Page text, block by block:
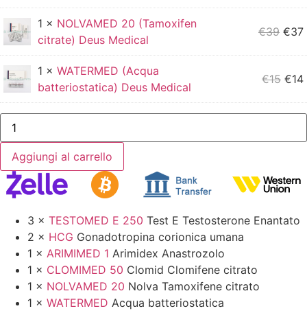
1 × NOLVAMED 20 (Tamoxifen
citrate) Deus Medical
€39 €37
1 × WATERMED (Acqua
batteriostatica) Deus Medical
€15 €14
Aggiungi al carrello
3 × TESTOMED E 250 Test E Testosterone Enantato
2 × HCG Gonadotropina corionica umana
1 × ARIMIMED 1 Arimidex Anastrozolo
1 × CLOMIMED 50 Clomid Clomifene citrato
1 × NOLVAMED 20 Nolva Tamoxifene citrato
1 × WATERMED Acqua batteriostatica